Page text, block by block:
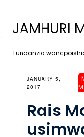
JAMHURI
Tunaanzia
JANUARY 5,
2017
Rais